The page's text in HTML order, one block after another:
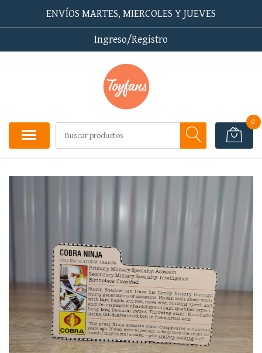
ENVÍOS MARTES, MIERCOLES Y JUEVES
Ingreso/Registro
0